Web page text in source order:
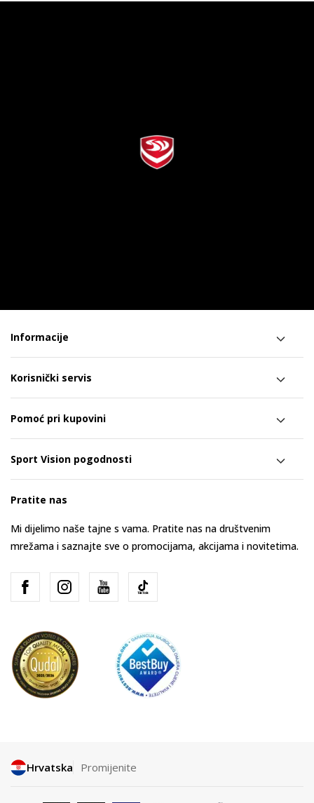
Informacije
Korisnički servis
Pomoć pri kupovini
Sport Vision pogodnosti
Pratite nas
Mi dijelimo naše tajne s vama. Pratite nas na društvenim
mrežama i saznajte sve o promocijama, akcijama i novitetima.
Hrvatska Promijenite